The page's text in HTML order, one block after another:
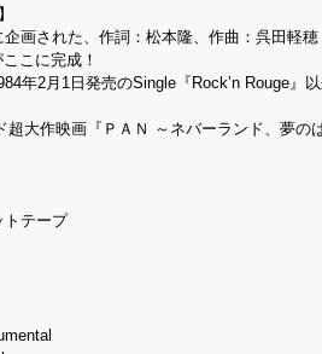
画された、作詞：松本隆、作曲：呉田軽
こに完成！
年2月1日発売のSingle『Rock’n Rouge』
超大作映画『ＰＡＮ ～ネバーランド、夢
トテープ